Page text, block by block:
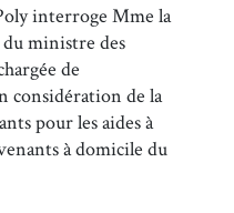
interroge Mme la
ministre des
de
considération de la
pour les aides à
à domicile du